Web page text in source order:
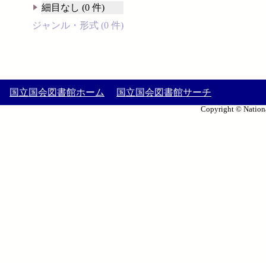
細目なし (0 件)
ジャンル・形式 (0 件)
国立国会図書館ホーム 国立国会図書館サーチ
Copyright ©